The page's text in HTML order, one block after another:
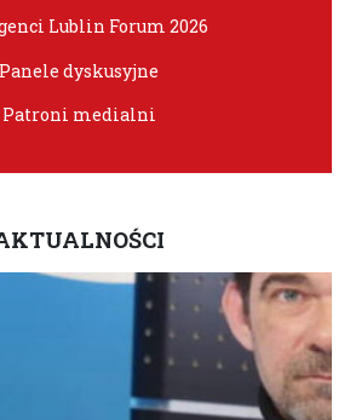
Lublin Forum 2026
Panele dyskusyjne
Patroni medialni